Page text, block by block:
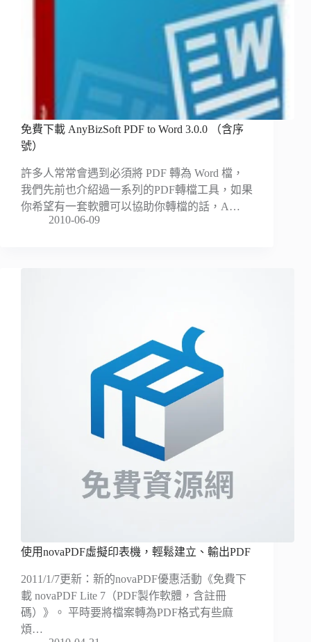
免費下載 AnyBizSoft PDF to Word 3.0.0 （含序
號）
許多人常常會遇到必須將 PDF 轉為 Word 檔，
我們先前也介紹過一系列的PDF轉檔工具，如果
你希望有一套軟體可以協助你轉檔的話，A…
2010-06-09
使用novaPDF虛擬印表機，輕鬆建立、輸出PDF
2011/1/7更新：新的novaPDF優惠活動《免費下
載 novaPDF Lite 7（PDF製作軟體，含註冊
碼）》。 平時要將檔案轉為PDF格式有些麻
煩…